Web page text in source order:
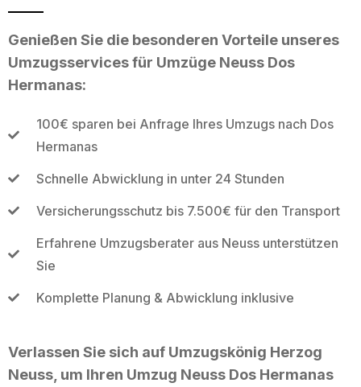
Genießen Sie die besonderen Vorteile unseres
Umzugsservices für Umzüge Neuss Dos
Hermanas:
100€ sparen bei Anfrage Ihres Umzugs nach Dos
Hermanas
Schnelle Abwicklung in unter 24 Stunden
Versicherungsschutz bis 7.500€ für den Transport
Erfahrene Umzugsberater aus Neuss unterstützen
Sie
Komplette Planung & Abwicklung inklusive
Verlassen Sie sich auf Umzugskönig Herzog
Neuss, um Ihren Umzug Neuss Dos Hermanas